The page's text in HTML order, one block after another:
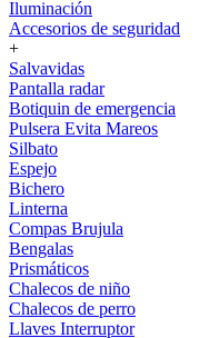
Iluminación
Accesorios de seguridad
+
Salvavidas
Pantalla radar
Botiquin de emergencia
Pulsera Evita Mareos
Silbato
Espejo
Bichero
Linterna
Compas Brujula
Bengalas
Prismáticos
Chalecos de niño
Chalecos de perro
Llaves Interruptor